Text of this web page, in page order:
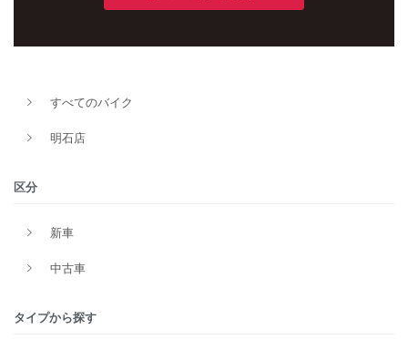
すべてのバイク
明石店
区分
新車
中古車
タイプから探す
メーカー